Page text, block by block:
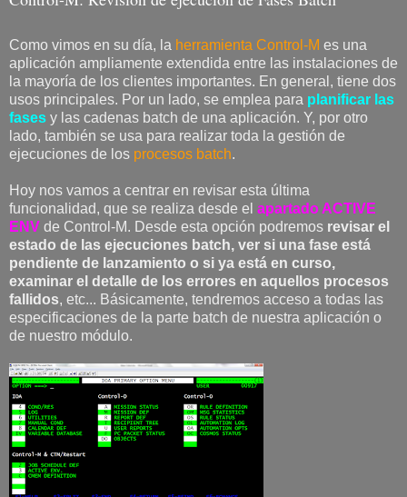
Como vimos en su día, la herramienta Control-M es una
aplicación ampliamente extendida entre las instalaciones de
la mayoría de los clientes importantes. En general, tiene dos
usos principales. Por un lado, se emplea para planificar las
fases y las cadenas batch de una aplicación. Y, por otro
lado, también se usa para realizar toda la gestión de
ejecuciones de los procesos batch.
Hoy nos vamos a centrar en revisar esta última
funcionalidad, que se realiza desde el apartado ACTIVE
ENV de Control-M. Desde esta opción podremos revisar el
estado de las ejecuciones batch, ver si una fase está
pendiente de lanzamiento o si ya está en curso,
examinar el detalle de los errores en aquellos procesos
fallidos, etc... Básicamente, tendremos acceso a todas las
especificaciones de la parte batch de nuestra aplicación o
de nuestro módulo.